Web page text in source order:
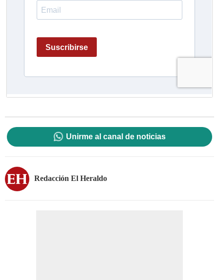
Unirme al canal de noticias
Redacción El Heraldo